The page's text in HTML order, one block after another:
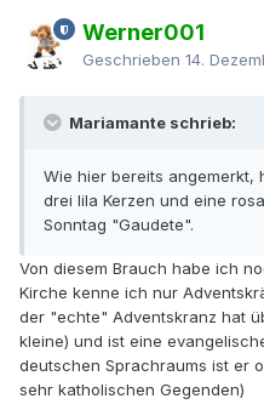
Werner001
Geschrieben 14.
Mariamante schrieb:
Wie hier bereits angemerkt,
drei lila Kerzen und eine
Sonntag "Gaudete".
Von diesem Brauch habe ich
Kirche kenne ich nur
der "echte" Adventskranz hat
kleine) und ist eine
deutschen Sprachraums ist er
sehr katholischen Gegenden)